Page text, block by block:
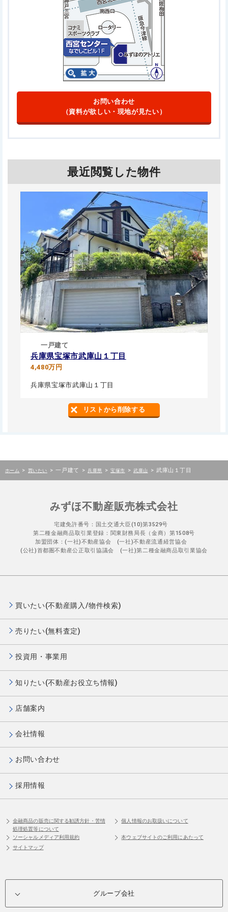
お問い合わせ
（資料が欲しい・現地が見たい）
最近閲覧した物件
一戸建て
兵庫県宝塚市武庫山１丁目
4,480万円
兵庫県宝塚市武庫山１丁目
リストから削除する
ホーム > 買いたい > 一戸建て > 兵庫県 > 宝塚市 > 武庫山 > 武庫山１丁目
みずほ不動産販売株式会社
宅建免許番号：国土交通大臣(10)第3529号
第二種金融商品取引業登録：関東財務局長（金商）第1508号
加盟団体：(一社)不動産協会 (一社)不動産流通経営協会
(公社)首都圏不動産公正取引協議会 (一社)第二種金融商品取引業協会
買いたい(不動産購入/物件検索)
売りたい(無料査定)
投資用・事業用
知りたい(不動産お役立ち情報)
店舗案内
会社情報
お問い合わせ
採用情報
金融商品の販売に関する勧誘方針・苦情
処理処置等について
個人情報のお取扱いについて
ソーシャルメディア利用規約
本ウェブサイトのご利用にあたって
サイトマップ
グループ会社